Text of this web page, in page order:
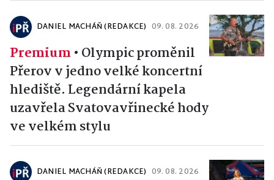
DANIEL MACHÁŇ (REDAKCE) 09. 08. 2026
Premium • Olympic proměnil
Přerov v jedno velké koncertní
hlediště. Legendární kapela
uzavřela Svatovavřinecké hody
ve velkém stylu
DANIEL MACHÁŇ (REDAKCE) 09. 08. 2026